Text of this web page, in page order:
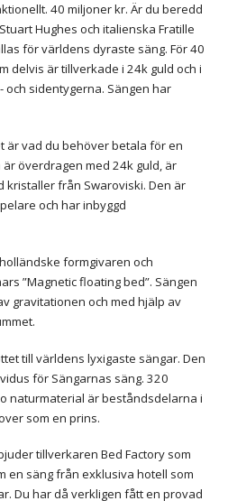
40 miljoner kr. Är du beredd
Hughes och italienska Fratille
för världens dyraste säng. För 40
delvis är tillverkade i 24k guld och i
sidentygerna. Sängen har
är vad du behöver betala för en
är överdragen med 24k guld, är
kristaller från Swaroviski. Den är
och har inbyggd
formgivaren och
”Magnetic floating bed”. Sängen
gravitationen och med hjälp av
till världens lyxigaste sängar. Den
för Sängarnas säng. 320
naturmaterial är beståndsdelarna i
som en prins.
tillverkaren Bed Factory som
en säng från exklusiva hotell som
Du har då verkligen fått en provad